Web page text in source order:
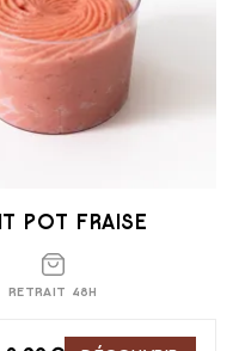
POT FRAISE
RETRAIT 48H